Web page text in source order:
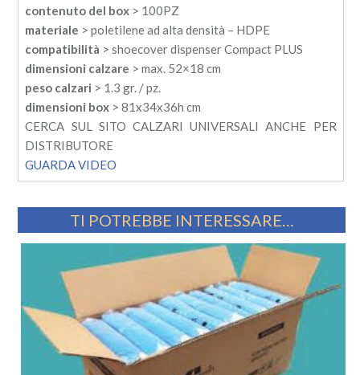
contenuto del box > 100PZ
materiale > poletilene ad alta densità – HDPE
compatibilità > shoecover dispenser Compact PLUS
dimensioni calzare > max. 52×18 cm
peso calzari > 1.3 gr. / pz.
dimensioni box > 81x34x36h cm
CERCA SUL SITO CALZARI UNIVERSALI ANCHE PER
DISTRIBUTORE
GUARDA VIDEO
TI POTREBBE INTERESSARE…